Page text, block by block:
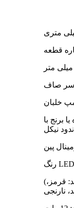
صاف
خلبان
برنج با
اندود نیکل
پین
(رنگ دیگری که می توانید انتخاب کنید: قرمز،